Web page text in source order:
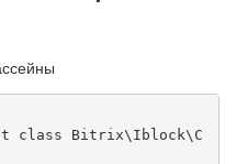
class Bitrix\Iblock\C